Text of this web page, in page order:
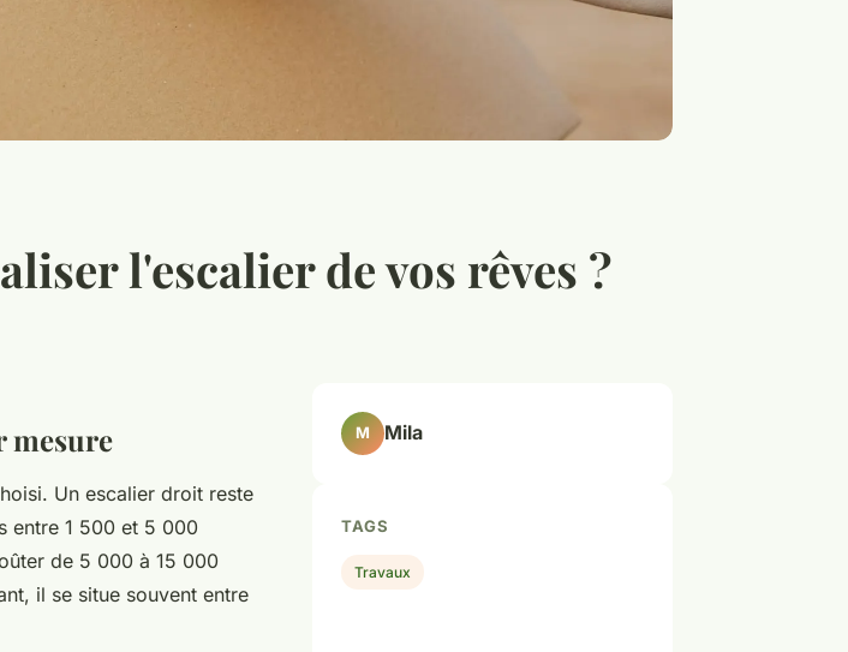
l'escalier de vos rêves ?
mesure
Un escalier droit reste
entre 1 500 et 5 000
de 5 000 à 15 000
il se situe souvent entre
M Mila
TAGS
Travaux